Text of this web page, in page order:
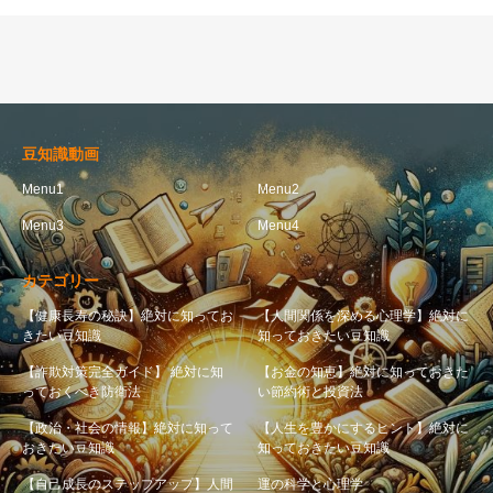
豆知識動画
Menu1 Menu2
Menu3 Menu4
カテゴリー
【健康長寿の秘訣】絶対に知ってお
きたい豆知識
【人間関係を深める心理学】絶対に
知っておきたい豆知識
【詐欺対策完全ガイド】 絶対に知
っておくべき防衛法
【お金の知恵】絶対に知っておきた
い節約術と投資法
【政治・社会の情報】絶対に知って
おきたい豆知識
【人生を豊かにするヒント】絶対に
知っておきたい豆知識
【自己成長のステップアップ】人間 運の科学と心理学